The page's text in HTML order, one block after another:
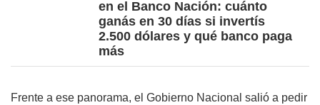
en el Banco Nación: cuánto
ganás en 30 días si invertís
2.500 dólares y qué banco paga
más
Frente a ese panorama, el Gobierno Nacional salió a pedir